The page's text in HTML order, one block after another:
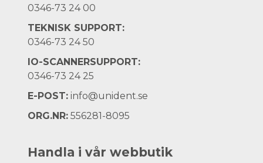
0346-73 24 00
TEKNISK SUPPORT:
0346-73 24 50
IO-SCANNERSUPPORT:
0346-73 24 25
E-POST: info@unident.se
ORG.NR: 556281-8095
Handla i vår webbutik